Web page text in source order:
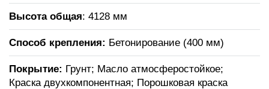
Высота общая: 4128 мм
Способ крепления: Бетонирование (400 мм)
Покрытие: Грунт; Масло атмосферостойкое;
Краска двухкомпонентная; Порошковая краска